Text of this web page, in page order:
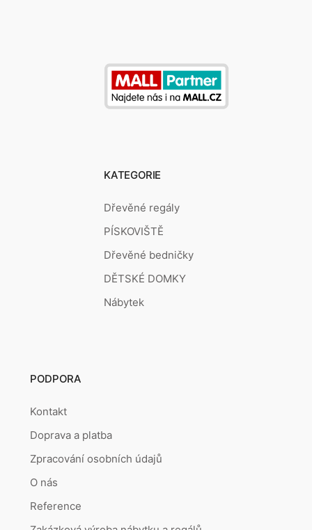
KATEGORIE
Dřevěné regály
PÍSKOVIŠTĚ
Dřevěné bedničky
DĚTSKÉ DOMKY
Nábytek
PODPORA
Kontakt
Doprava a platba
Zpracování osobních údajů
O nás
Reference